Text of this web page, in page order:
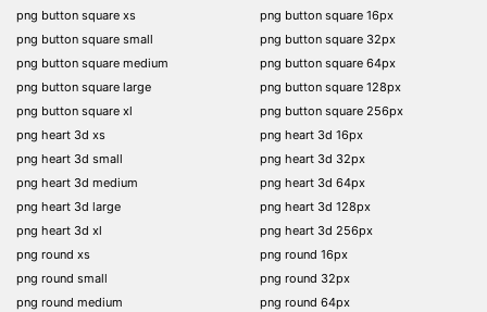
png button square xs
png button square small
png button square medium
png button square large
png button square xl
png heart 3d xs
png heart 3d small
png heart 3d medium
png heart 3d large
png heart 3d xl
png round xs
png round small
png round medium
png button square 16px
png button square 32px
png button square 64px
png button square 128px
png button square 256px
png heart 3d 16px
png heart 3d 32px
png heart 3d 64px
png heart 3d 128px
png heart 3d 256px
png round 16px
png round 32px
png round 64px